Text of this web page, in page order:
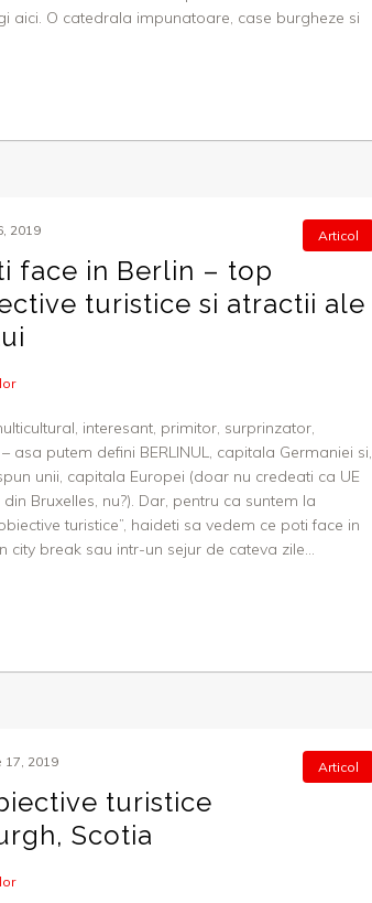
aici. O catedrala impunatoare, case burgheze si
Articol
2019
face in Berlin – top
turistice si atractii ale
interesant, primitor, surprinzator,
asa putem defini BERLINUL, capitala Germaniei si,
unii, capitala Europei (doar nu credeati ca UE
Bruxelles, nu?). Dar, pentru ca suntem la
turistice”, haideti sa vedem ce poti face in
city break sau intr-un sejur de cateva zile…
Articol
2019
turistice
Scotia